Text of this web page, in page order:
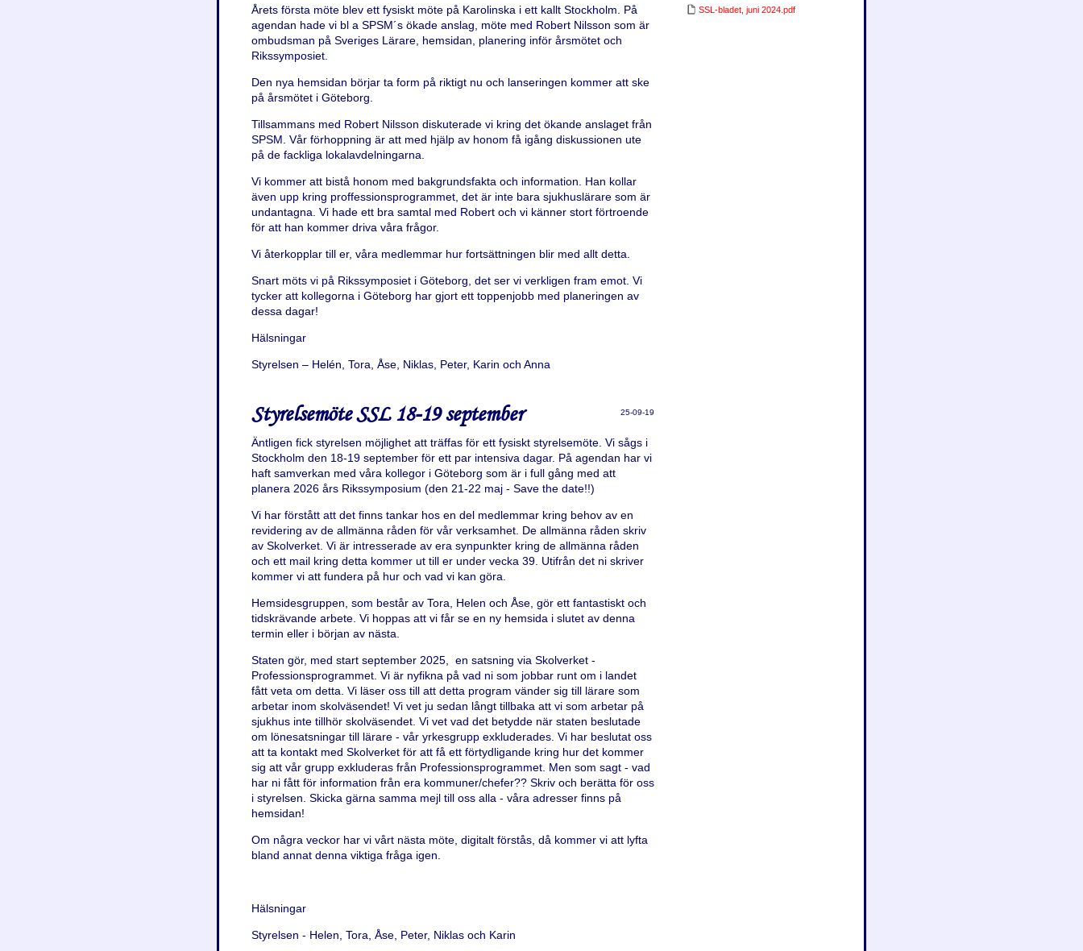
Årets första möte blev ett fysiskt möte på Karolinska i ett kallt Stockholm. På
agendan hade vi bl a SPSM´s ökade anslag, möte med Robert Nilsson som är
ombudsman på Sveriges Lärare, hemsidan, planering inför årsmötet och
Rikssymposiet.
Den nya hemsidan börjar ta form på riktigt nu och lanseringen kommer att ske
på årsmötet i Göteborg.
Tillsammans med Robert Nilsson diskuterade vi kring det ökande anslaget från
SPSM. Vår förhoppning är att med hjälp av honom få igång diskussionen ute
på de fackliga lokalavdelningarna.
Vi kommer att bistå honom med bakgrundsfakta och information. Han kollar
även upp kring proffessionsprogrammet, det är inte bara sjukhuslärare som är
undantagna. Vi hade ett bra samtal med Robert och vi känner stort förtroende
för att han kommer driva våra frågor.
Vi återkopplar till er, våra medlemmar hur fortsättningen blir med allt detta.
Snart möts vi på Rikssymposiet i Göteborg, det ser vi verkligen fram emot. Vi
tycker att kollegorna i Göteborg har gjort ett toppenjobb med planeringen av
dessa dagar!
Hälsningar
Styrelsen – Helén, Tora, Åse, Niklas, Peter, Karin och Anna
25-09-19
Styrelsemöte SSL 18-19 september
Äntligen fick styrelsen möjlighet att träffas för ett fysiskt styrelsemöte. Vi sågs i
Stockholm den 18-19 september för ett par intensiva dagar. På agendan har vi
haft samverkan med våra kollegor i Göteborg som är i full gång med att
planera 2026 års Rikssymposium (den 21-22 maj - Save the date!!)
Vi har förstått att det finns tankar hos en del medlemmar kring behov av en
revidering av de allmänna råden för vår verksamhet. De allmänna råden skriv
av Skolverket. Vi är intresserade av era synpunkter kring de allmänna råden
och ett mail kring detta kommer ut till er under vecka 39. Utifrån det ni skriver
kommer vi att fundera på hur och vad vi kan göra.
Hemsidesgruppen, som består av Tora, Helen och Åse, gör ett fantastiskt och
tidskrävande arbete. Vi hoppas att vi får se en ny hemsida i slutet av denna
termin eller i början av nästa.
Staten gör, med start september 2025, en satsning via Skolverket -
Professionsprogrammet. Vi är nyfikna på vad ni som jobbar runt om i landet
fått veta om detta. Vi läser oss till att detta program vänder sig till lärare som
arbetar inom skolväsendet! Vi vet ju sedan långt tillbaka att vi som arbetar på
sjukhus inte tillhör skolväsendet. Vi vet vad det betydde när staten beslutade
om lönesatsningar till lärare - vår yrkesgrupp exkluderades. Vi har beslutat oss
att ta kontakt med Skolverket för att få ett förtydligande kring hur det kommer
sig att vår grupp exkluderas från Professionsprogrammet. Men som sagt - vad
har ni fått för information från era kommuner/chefer?? Skriv och berätta för oss
i styrelsen. Skicka gärna samma mejl till oss alla - våra adresser finns på
hemsidan!
Om några veckor har vi vårt nästa möte, digitalt förstås, då kommer vi att lyfta
bland annat denna viktiga fråga igen.
Hälsningar
Styrelsen - Helen, Tora, Åse, Peter, Niklas och Karin
SSL-bladet, juni 2024.pdf